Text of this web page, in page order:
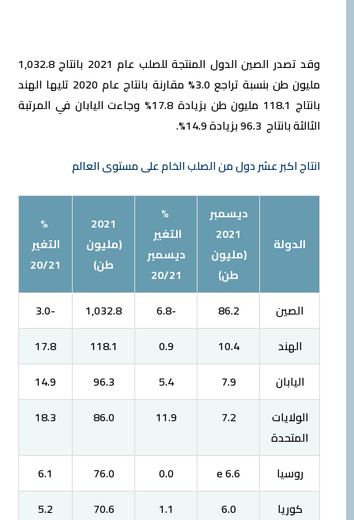
وقد تصدر الصين الدول المنتجة للصلب عام 2021 بانتاج 1,032.8
مليون طن بنسبة تراجع 3.0% مقارنة بانتاج عام 2020 تليها الهند
بانتاج 118.1 مليون طن بزيادة 17.8% وجاءت اليابان في المرتبة
الثالثة بانتاج 96.3 بزيادة 14.9%.
انتاج اكبر عشر دول من الصلب الخام على مستوى العالم
الدولة
ديسمبر
2021
(مليون
طن)
التغير
ديسمبر
20/21
2021
(مليون
طن)
التغير
20/21
الصين 86.2
1,032.8
الهند
10.4
0.9
118.1
17.8
اليابان
7.9
5.4
96.3
14.9
الولايات
المتحدة
7.2
11.9
86.0
18.3
روسيا 6.6 e
0.0
76.0
6.1
كوريا
6.0
1.1
70.6
5.2